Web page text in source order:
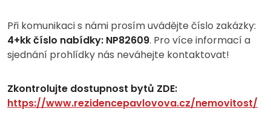
Při komunikaci s námi prosím uvádějte číslo zakázky:
4+kk číslo nabídky: NP82609. Pro více informací a
sjednání prohlídky nás neváhejte kontaktovat!
Zkontrolujte dostupnost bytů ZDE:
https://www.rezidencepavlovova.cz/nemovitost/